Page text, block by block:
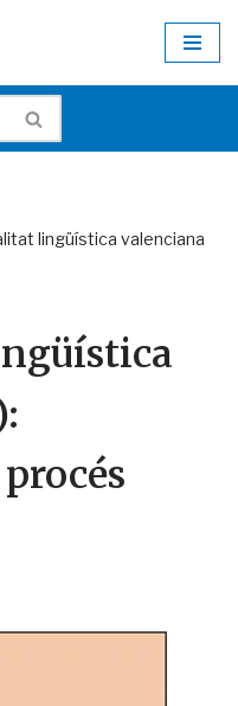
lingüística valenciana